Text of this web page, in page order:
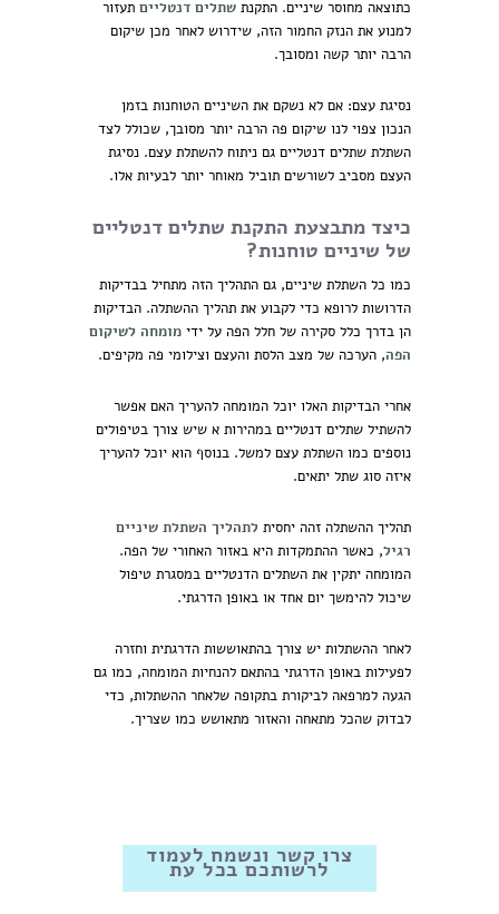
כתוצאה מחוסר שיניים. התקנת שתלים דנטליים תעזור
למנוע את הנזק החמור הזה, שידרוש לאחר מכן שיקום
הרבה יותר קשה ומסובך.
נסיגת עצם: אם לא נשקם את השיניים הטוחנות בזמן
הנכון צפוי לנו שיקום פה הרבה יותר מסובך, שכולל לצד
השתלת שתלים דנטליים גם ניתוח להשתלת עצם. נסיגת
העצם מסביב לשורשים תוביל מאוחר יותר לבעיות אלו.
כיצד מתבצעת התקנת שתלים דנטליים
של שיניים טוחנות?
כמו כל השתלת שיניים, גם התהליך הזה מתחיל בבדיקות
הדרושות לרופא כדי לקבוע את תהליך ההשתלה. הבדיקות
הן בדרך כלל סקירה של חלל הפה על ידי מומחה לשיקום
הפה, הערכה של מצב הלסת והעצם וצילומי פה מקיפים.
אחרי הבדיקות האלו יוכל המומחה להעריך האם אפשר
להשתיל שתלים דנטליים במהירות א שיש צורך בטיפולים
נוספים כמו השתלת עצם למשל. בנוסף הוא יוכל להעריך
איזה סוג שתל יתאים.
תהליך ההשתלה זהה יחסית לתהליך השתלת שיניים
רגיל, כאשר ההתמקדות היא באזור האחורי של הפה.
המומחה יתקין את השתלים הדנטליים במסגרת טיפול
שיכול להימשך יום אחד או באופן הדרגתי.
לאחר ההשתלות יש צורך בהתאוששות הדרגתית וחזרה
לפעילות באופן הדרגתי בהתאם להנחיות המומחה, כמו גם
הגעה למרפאה לביקורת בתקופה שלאחר ההשתלות, כדי
לבדוק שהכל מתאחה והאזור מתאושש כמו שצריך.
צרו קשר ונשמח לעמוד
לרשותכם בכל עת